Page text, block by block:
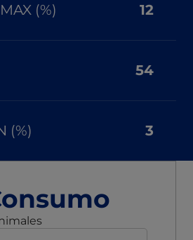
(%) 12
54
(%) 3